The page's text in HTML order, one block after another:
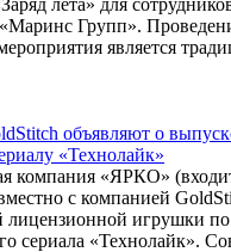
Групп».
является
объявляют о
«Технолайк»
компания «ЯРКО»
с компанией
лицензионной игрушки
сериала «Технолайк».